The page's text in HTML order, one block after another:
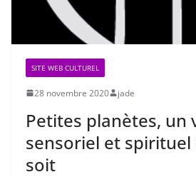
SITE WEB CULTUREL
28 novembre 2020 jade
Petites planètes, un
sensoriel et spirituel
soit